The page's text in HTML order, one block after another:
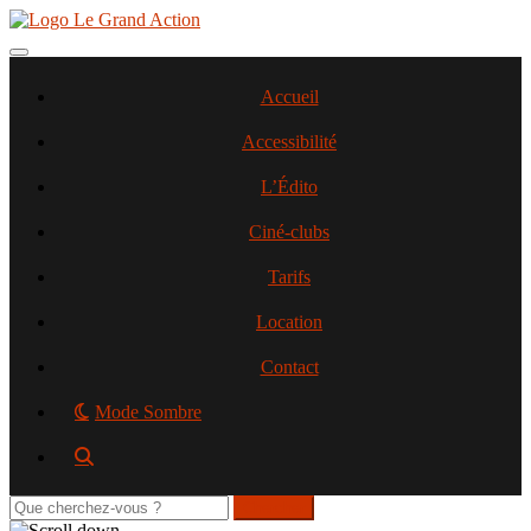
Aller
contenu
Toggle navigation
Accueil
Accessibilité
L’Édito
Ciné-clubs
Tarifs
Location
Contact
Mode Sombre
Rechercher
sur